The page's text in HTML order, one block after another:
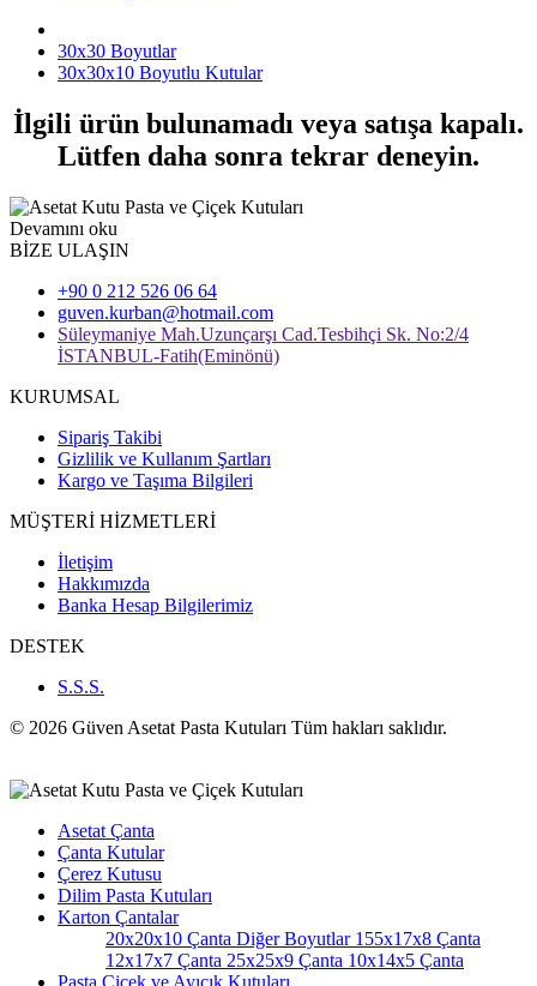
30x30 Boyutlar
30x30x10 Boyutlu Kutular
İlgili ürün bulunamadı veya satışa kapalı.
Lütfen daha sonra tekrar deneyin.
Devamını oku
BİZE ULAŞIN
+90 0 212 526 06 64
guven.kurban@hotmail.com
Süleymaniye Mah.Uzunçarşı Cad.Tesbihçi Sk. No:2/4
İSTANBUL-Fatih(Eminönü)
KURUMSAL
Sipariş Takibi
Gizlilik ve Kullanım Şartları
Kargo ve Taşıma Bilgileri
MÜŞTERİ HİZMETLERİ
İletişim
Hakkımızda
Banka Hesap Bilgilerimiz
DESTEK
S.S.S.
© 2026 Güven Asetat Pasta Kutuları Tüm hakları saklıdır.
Asetat Çanta
Çanta Kutular
Çerez Kutusu
Dilim Pasta Kutuları
Karton Çantalar
20x20x10 Çanta Diğer Boyutlar155x17x8 Çanta
12x17x7 Çanta 25x25x9 Çanta 10x14x5 Çanta
Pasta Çiçek ve Ayıcık Kutuları